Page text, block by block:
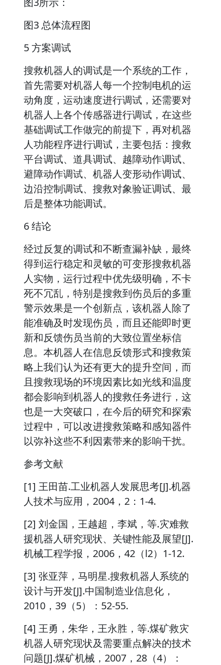
图3 总体流程图
5 方案调试
搜救机器人的调试是一个系统的工作，
首先需要对机器人每一个控制电机的运
动角度，运动速度进行调试，还需要对
机器人上各个传感器进行调试，在这些
基础调试工作做完的前提下，再对机器
人功能程序进行调试，主要包括：搜救
平台调试、道具调试、越障动作调试、
避障动作调试、机器人变形动作调试、
边沿控制调试、搜救对象验证调试、最
后是整体功能调试。
6 结论
经过反复的调试和不断查漏补缺，最终
得到运行稳定和灵敏的可变形搜救机器
人实物，运行过程中优先级明确，不卡
死不冗乱，特别是搜救到伤员后的多重
警示效果是一个创新点，该机器人除了
能准确及时发现伤员，而且还能即时更
新和反馈伤员当前的大致位置坐标信
息。本机器人在信息反馈形式和搜救策
略上我们认为还有更大的提升空间，而
且搜救现场的环境因素比如光线和温度
都会影响到机器人的搜救任务进行，这
也是一大突破口，在今后的研究和探索
过程中，可以改进搜救策略和感知器件
以弥补这些不利因素带来的影响干扰。
参考文献
[1] 王田苗.工业机器人发展思考[J].机器
人技术与应用，2004，2：1-4.
[2] 刘金国，王越超，李斌，等.灾难救
援机器人研究现状、关键性能及展望[J].
机械工程学报，2006，42（l2）1-12.
[3] 张亚萍，马明星.搜救机器人系统的
设计与开发[J].中国制造业信息化，
2010，39（5）：52-55.
[4] 王勇，朱华，王永胜，等.煤矿救灾
机器人研究现状及需要重点解决的技术
问题[J].煤矿机械，2007，28（4）：